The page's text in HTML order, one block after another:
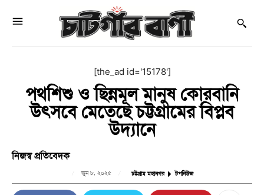
[the_ad id='15178']
পথশিশু ও ছিন্নমূল মানুষ কোরবানি
উৎসবে মেতেছে চট্টগ্রামের বিপ্লব
উদ্যানে
নিজস্ব প্রতিবেদক
জুন ৮, ২০২৫ চট্টগ্রাম মহানগর টপনিউজ